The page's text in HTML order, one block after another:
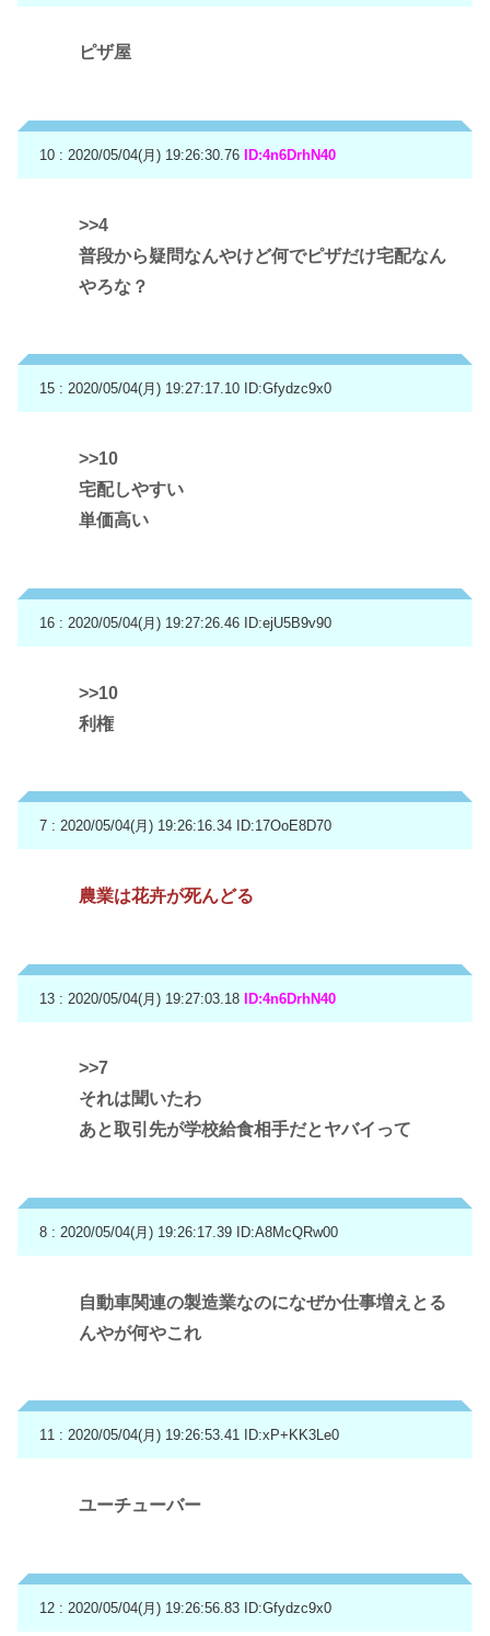
ピザ屋
10 : 2020/05/04(月) 19:26:30.76 ID:4n6DrhN40
>>4
普段から疑問なんやけど何でピザだけ宅配なん
やろな？
15 : 2020/05/04(月) 19:27:17.10 ID:Gfydzc9x0
>>10
宅配しやすい
単価高い
16 : 2020/05/04(月) 19:27:26.46 ID:ejU5B9v90
>>10
利権
7 : 2020/05/04(月) 19:26:16.34 ID:17OoE8D70
農業は花卉が死んどる
13 : 2020/05/04(月) 19:27:03.18 ID:4n6DrhN40
>>7
それは聞いたわ
あと取引先が学校給食相手だとヤバイって
8 : 2020/05/04(月) 19:26:17.39 ID:A8McQRw00
自動車関連の製造業なのになぜか仕事増えとる
んやが何やこれ
11 : 2020/05/04(月) 19:26:53.41 ID:xP+KK3Le0
ユーチューバー
12 : 2020/05/04(月) 19:26:56.83 ID:Gfydzc9x0